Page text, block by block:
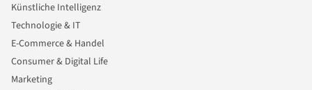
Künstliche Intelligenz
Technologie & IT
E-Commerce & Handel
Consumer & Digital Life
Marketing